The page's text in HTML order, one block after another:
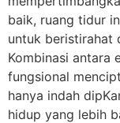
baik, ruang tidur
untuk beristirahat
Kombinasi antara
fungsional
hanya indah
hidup yang lebih